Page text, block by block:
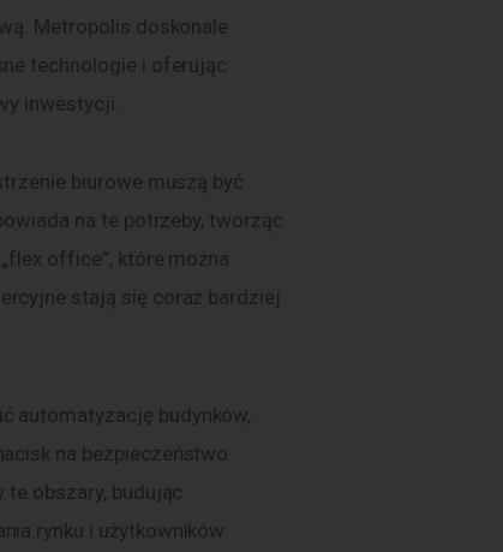
Metropolis doskonale
technologie i oferując
inwestycji.
biurowe muszą być
na te potrzeby, tworząc
office”, które można
stają się coraz bardziej
automatyzację budynków,
na bezpieczeństwo
obszary, budując
rynku i użytkowników.